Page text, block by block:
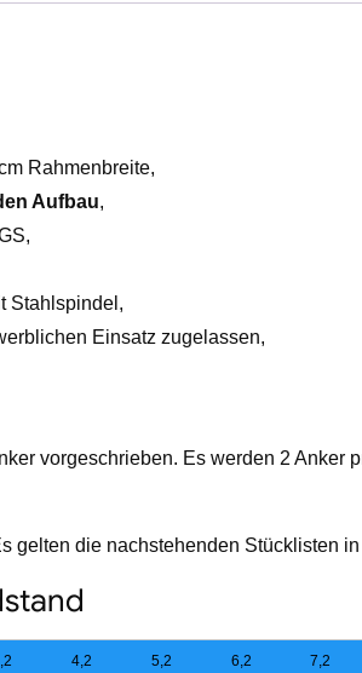
Rahmenbreite,
Aufbau,
Stahlspindel,
Einsatz zugelassen,
vorgeschrieben. Es werden 2 Anker
gelten die nachstehenden Stücklisten
4,2 5,2 6,2 7,2